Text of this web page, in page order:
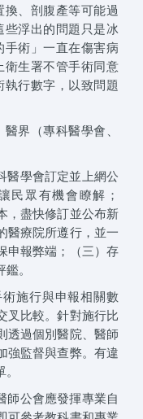
、剖腹產等可能過
浮出的問題只是冰
術」一直在傷害病
衛生署不管手術同意
行數字，以致問題
界（專科醫學會、
醫學會訂定並上網公
民眾有機會瞭解；
，盡快修訂並公布新
醫療院所遵行，並一
申報弊端；（三）存
。
施行與申報相關數
叉比較。針對施行比
透過個別醫院、醫師
強監督與查弊。有違
師公會應發揮專業自